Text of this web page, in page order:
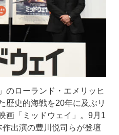
のローランド・エメリッヒ
歴史的海戦を20年に及ぶリ
画「ミッドウェイ」。9月1
出演の豊川悦司らが登壇